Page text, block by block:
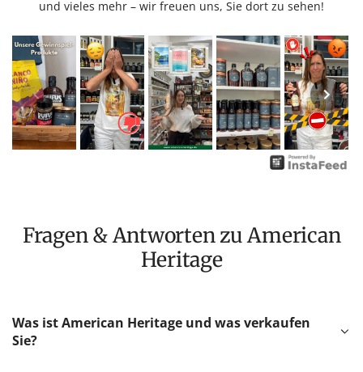
und vieles mehr – wir freuen uns, Sie dort zu sehen!
Fragen & Antworten zu American
Heritage
Was ist American Heritage und was verkaufen
Sie?